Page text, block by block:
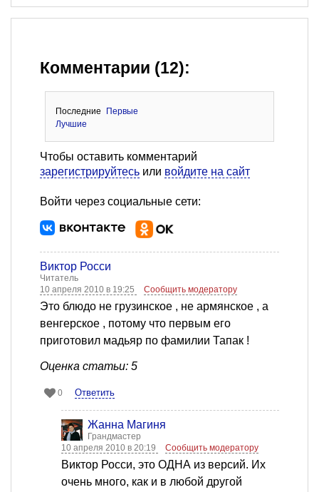
Комментарии (12):
Последние
Первые
Лучшие
Чтобы оставить комментарий
зарегистрируйтесь или войдите на сайт
Войти через социальные сети:
Виктор Росси
Читатель
10 апреля 2010 в 19:25
Сообщить модератору
Это блюдо не грузинское , не армянское , а
венгерское , потому что первым его
приготовил мадьяр по фамилии Тапак !
Оценка статьи: 5
0 Ответить
Жанна Магиня
Грандмастер
10 апреля 2010 в 20:19
Сообщить модератору
Виктор Росси, это ОДНА из версий. Их
очень много, как и в любой другой